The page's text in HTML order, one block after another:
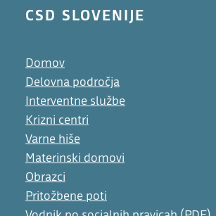
CSD SLOVENIJE
Domov
Delovna področja
Interventne službe
Krizni centri
Varne hiše
Materinski domovi
Obrazci
Pritožbene poti